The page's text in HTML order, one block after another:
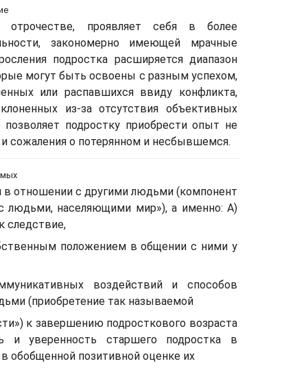
отрочестве, проявляет себя в более
закономерно имеющей мрачные
подростка расширяется диапазон
могут быть освоены с разным успехом,
или распавшихся ввиду конфликта,
из-за отсутствия объективных
подростку приобрести опыт не
и сожаления о потерянном и несбывшемся.
отношении с другими людьми (компонент
людьми, населяющими мир»), а именно: А)
следствие,
положением в общении с ними у
воздействий и способов
(приобретение так называемой
к завершению подросткового возраста
и уверенность старшего подростка в
обобщенной позитивной оценке их